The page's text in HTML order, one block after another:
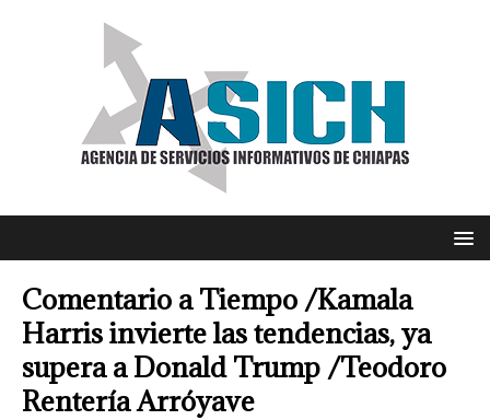
Comentario a Tiempo /Kamala
Harris invierte las tendencias, ya
supera a Donald Trump /Teodoro
Rentería Arróyave